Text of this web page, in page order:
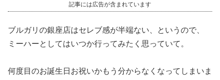
記事には広告が含まれています
ブルガリの銀座店はセレブ感が半端ない、というので、
ミーハーとしてはいつか行ってみたく思っていて。
何度目のお誕生日お祝いかもう分からなくなってしまいま